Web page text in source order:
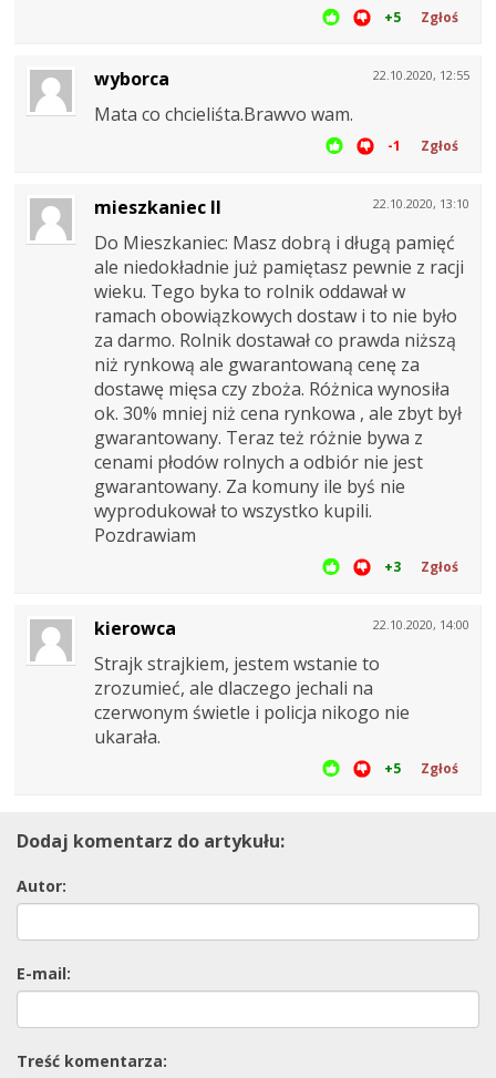
+5 Zgłoś
22.10.2020, 12:55
wyborca
Mata co chcieliśta.Brawvo wam.
-1 Zgłoś
22.10.2020, 13:10
mieszkaniec II
Do Mieszkaniec: Masz dobrą i długą pamięć
ale niedokładnie już pamiętasz pewnie z racji
wieku. Tego byka to rolnik oddawał w
ramach obowiązkowych dostaw i to nie było
za darmo. Rolnik dostawał co prawda niższą
niż rynkową ale gwarantowaną cenę za
dostawę mięsa czy zboża. Różnica wynosiła
ok. 30% mniej niż cena rynkowa , ale zbyt był
gwarantowany. Teraz też różnie bywa z
cenami płodów rolnych a odbiór nie jest
gwarantowany. Za komuny ile byś nie
wyprodukował to wszystko kupili.
Pozdrawiam
+3 Zgłoś
22.10.2020, 14:00
kierowca
Strajk strajkiem, jestem wstanie to
zrozumieć, ale dlaczego jechali na
czerwonym świetle i policja nikogo nie
ukarała.
+5 Zgłoś
Dodaj komentarz do artykułu:
Autor:
E-mail:
Treść komentarza: